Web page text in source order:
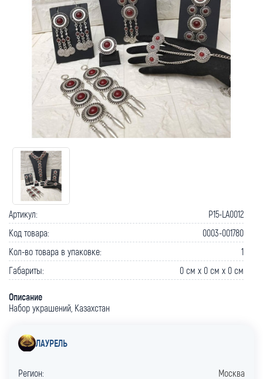
Артикул:
P15-LA0012
Код товара:
0003-001780
Кол-во товара в упаковке:
1
Габариты:
0 cм x 0 cм x 0 cм
Описание
Набор украшений, Казахстан
ЛАУРЕЛЬ
Регион:
Москва